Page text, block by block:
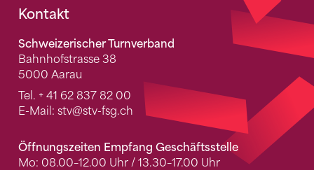
Fusszeile
Kontakt
Schweizerischer Turnverband
Bahnhofstrasse 38
5000 Aarau
Tel. + 41 62 837 82 00
E-Mail: stv@stv-fsg.ch
Öffnungszeiten Empfang Geschäftsstelle
Mo: 08.00–12.00 Uhr / 13.30–17.00 Uhr